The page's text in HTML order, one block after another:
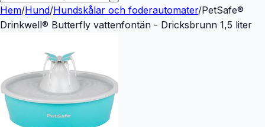
Hem/Hund/Hundskålar och foderautomater/PetSafe®
Drinkwell® Butterfly vattenfontän - Dricksbrunn 1,5 liter